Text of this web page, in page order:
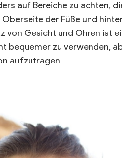
auf Bereiche zu achten,
der Füße und
von Gesicht und Ohren ist
bequemer zu verwenden,
aufzutragen.